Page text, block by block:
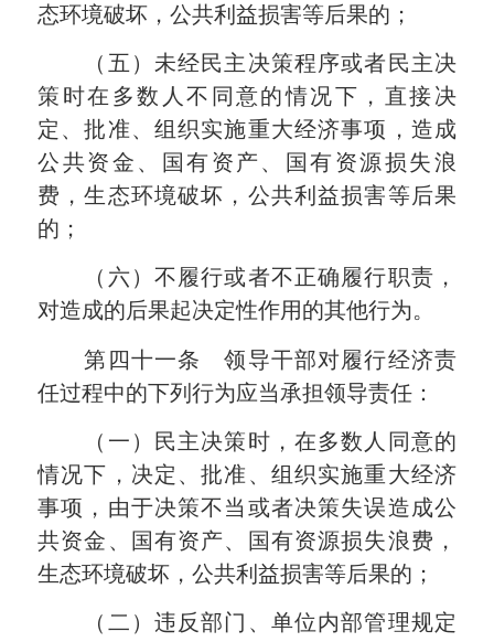
态环境破坏，公共利益损害等后果的；
（五）未经民主决策程序或者民主决
策时在多数人不同意的情况下，直接决
定、批准、组织实施重大经济事项，造成
公共资金、国有资产、国有资源损失浪
费，生态环境破坏，公共利益损害等后果
的；
（六）不履行或者不正确履行职责，
对造成的后果起决定性作用的其他行为。
第四十一条 领导干部对履行经济责
任过程中的下列行为应当承担领导责任：
（一）民主决策时，在多数人同意的
情况下，决定、批准、组织实施重大经济
事项，由于决策不当或者决策失误造成公
共资金、国有资产、国有资源损失浪费，
生态环境破坏，公共利益损害等后果的；
（二）违反部门、单位内部管理规定